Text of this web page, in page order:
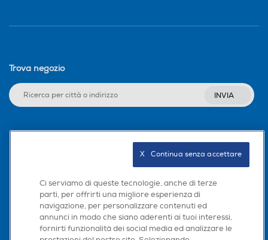
Trova negozio
INVIA
Scarica la nostra app
Ci serviamo di queste tecnologie, anche di terze
parti, per offrirti una migliore esperienza di
navigazione, per personalizzare contenuti ed
annunci in modo che siano aderenti ai tuoi interessi,
fornirti funzionalità dei social media ed analizzare le
X   Continua senza accettare